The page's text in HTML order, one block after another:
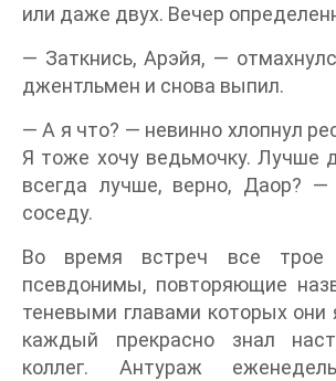
или даже двух. Вечер
— Заткнись, Арэйя, —
джентльмен и снова выпил.
— А я что? — невинно хлопнул
Я тоже хочу ведьмочку. Лучше
всегда лучше, верно, Даор? —
соседу.
Во время встреч все трое
псевдонимы, повторяющие
теневыми главами которых они
каждый прекрасно знал
коллег. Антураж